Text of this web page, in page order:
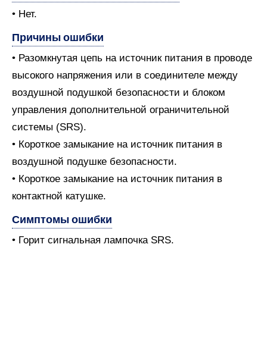
• Нет.
Причины ошибки
• Разомкнутая цепь на источник питания в проводе
высокого напряжения или в соединителе между
воздушной подушкой безопасности и блоком
управления дополнительной ограничительной
системы (SRS).
• Короткое замыкание на источник питания в
воздушной подушке безопасности.
• Короткое замыкание на источник питания в
контактной катушке.
Симптомы ошибки
• Горит сигнальная лампочка SRS.